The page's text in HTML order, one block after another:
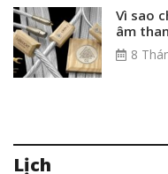
Vì sao
âm
8
Lịch